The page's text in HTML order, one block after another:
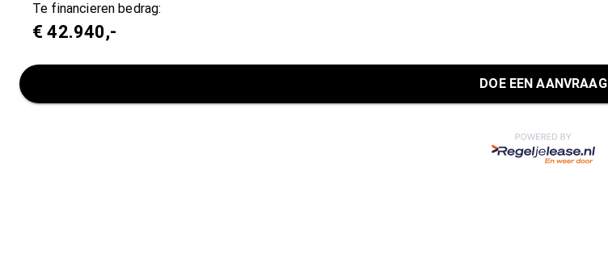
Te financieren bedrag:
€42.940,-
DOE EEN AANVRAAG